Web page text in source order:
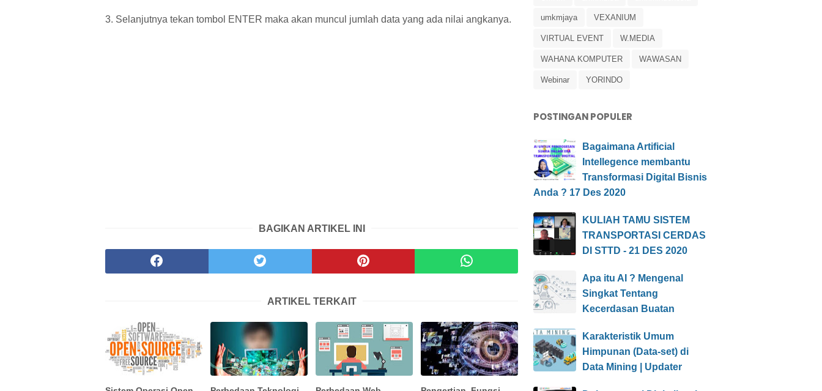
3. Selanjutnya tekan tombol ENTER maka akan muncul jumlah data yang ada nilai angkanya.
BAGIKAN ARTIKEL INI
ARTIKEL TERKAIT
umkmjaya VEXANIUM
VIRTUAL EVENT W.MEDIA
WAHANA KOMPUTER WAWASAN
Webinar YORINDO
POSTINGAN POPULER
Bagaimana Artificial
Intellegence membantu
Transformasi Digital Bisnis
Anda ? 17 Des 2020
KULIAH TAMU SISTEM
TRANSPORTASI CERDAS
DI STTD - 21 DES 2020
Apa itu AI ? Mengenal
Singkat Tentang
Kecerdasan Buatan
Karakteristik Umum
Himpunan (Data-set) di
Data Mining | Updater